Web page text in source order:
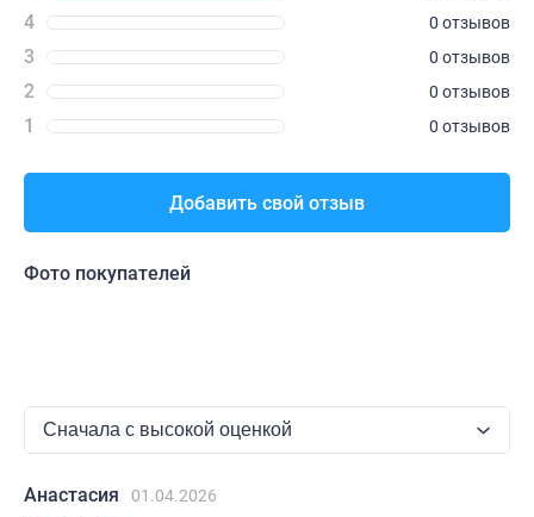
4 0 отзывов
3 0 отзывов
2 0 отзывов
1 0 отзывов
Добавить свой отзыв
Фото покупателей
Анастасия
01.04.2026